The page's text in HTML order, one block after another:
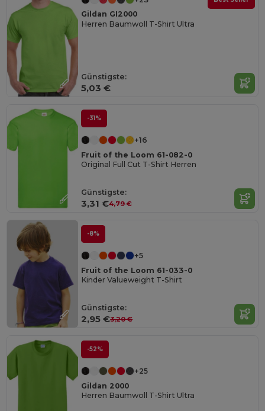
Gildan GI2000
Herren Baumwoll T-Shirt Ultra
Günstigste:
5,03 €
-31%
+16
Fruit of the Loom 61-082-0
Original Full Cut T-Shirt Herren
Günstigste:
3,31 €4,79 €
-8%
+5
Fruit of the Loom 61-033-0
Kinder Valueweight T-Shirt
Günstigste:
2,95 €3,20 €
-52%
+25
Gildan 2000
Herren Baumwoll T-Shirt Ultra